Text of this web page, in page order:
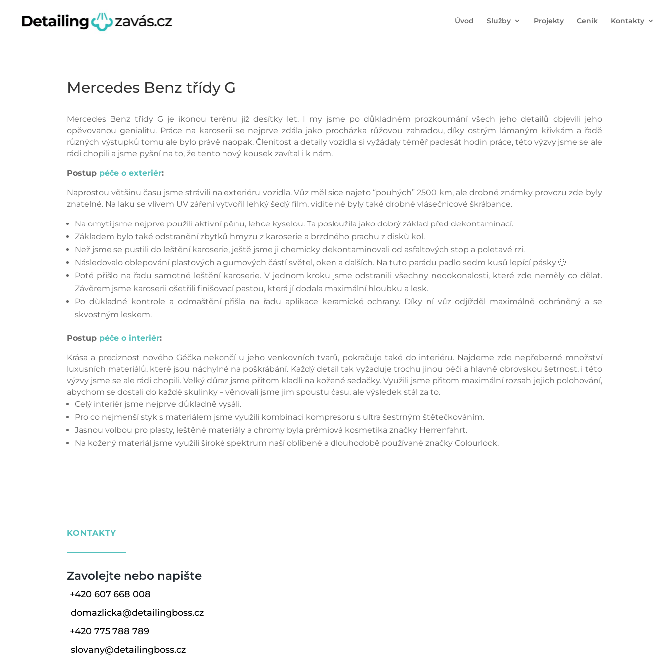
Úvod Služby Projekty Ceník Kontakty
Mercedes Benz třídy G
Mercedes Benz třídy G je ikonou terénu již desítky let. I my jsme po důkladném prozkoumání všech jeho detailů objevili jeho
opěvovanou genialitu. Práce na karoserii se nejprve zdála jako procházka růžovou zahradou, díky ostrým lámaným křivkám a řadě
různých výstupků tomu ale bylo právě naopak. Členitost a detaily vozidla si vyžádaly téměř padesát hodin práce, této výzvy jsme se ale
rádi chopili a jsme pyšní na to, že tento nový kousek zavítal i k nám.
Postup péče o exteriér:
Naprostou většinu času jsme strávili na exteriéru vozidla. Vůz měl sice najeto “pouhých” 2500 km, ale drobné známky provozu zde byly
znatelné. Na laku se vlivem UV záření vytvořil lehký šedý film, viditelné byly také drobné vlásečnicové škrábance.
Na omytí jsme nejprve použili aktivní pěnu, lehce kyselou. Ta posloužila jako dobrý základ před dekontaminací.
Základem bylo také odstranění zbytků hmyzu z karoserie a brzdného prachu z disků kol.
Než jsme se pustili do leštění karoserie, ještě jsme ji chemicky dekontaminovali od asfaltových stop a poletavé rzi.
Následovalo oblepování plastových a gumových částí světel, oken a dalších. Na tuto parádu padlo sedm kusů lepící pásky 🙂
Poté přišlo na řadu samotné leštění karoserie. V jednom kroku jsme odstranili všechny nedokonalosti, které zde neměly co dělat.
Závěrem jsme karoserii ošetřili finišovací pastou, která jí dodala maximální hloubku a lesk.
Po důkladné kontrole a odmaštění přišla na řadu aplikace keramické ochrany. Díky ní vůz odjížděl maximálně ochráněný a se
skvostným leskem.
Postup péče o interiér:
Krása a preciznost nového Géčka nekončí u jeho venkovních tvarů, pokračuje také do interiéru. Najdeme zde nepřeberné množství
luxusních materiálů, které jsou náchylné na poškrábání. Každý detail tak vyžaduje trochu jinou péči a hlavně obrovskou šetrnost, i této
výzvy jsme se ale rádi chopili. Velký důraz jsme přitom kladli na kožené sedačky. Využili jsme přitom maximální rozsah jejich polohování,
abychom se dostali do každé skulinky – věnovali jsme jim spoustu času, ale výsledek stál za to.
Celý interiér jsme nejprve důkladně vysáli.
Pro co nejmenší styk s materiálem jsme využili kombinaci kompresoru s ultra šestrným štětečkováním.
Jasnou volbou pro plasty, leštěné materiály a chromy byla prémiová kosmetika značky Herrenfahrt.
Na kožený materiál jsme využili široké spektrum naší oblíbené a dlouhodobě používané značky Colourlock.
KONTAKTY
Zavolejte nebo napište
+420 607 668 008
domazlicka@detailingboss.cz
+420 775 788 789
slovany@detailingboss.cz